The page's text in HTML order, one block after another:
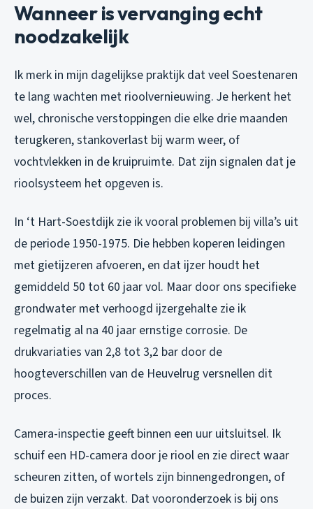
Wanneer is vervanging echt
noodzakelijk
Ik merk in mijn dagelijkse praktijk dat veel Soestenaren
te lang wachten met rioolvernieuwing. Je herkent het
wel, chronische verstoppingen die elke drie maanden
terugkeren, stankoverlast bij warm weer, of
vochtvlekken in de kruipruimte. Dat zijn signalen dat je
rioolsysteem het opgeven is.
In ‘t Hart-Soestdijk zie ik vooral problemen bij villa’s uit
de periode 1950-1975. Die hebben koperen leidingen
met gietijzeren afvoeren, en dat ijzer houdt het
gemiddeld 50 tot 60 jaar vol. Maar door ons specifieke
grondwater met verhoogd ijzergehalte zie ik
regelmatig al na 40 jaar ernstige corrosie. De
drukvariaties van 2,8 tot 3,2 bar door de
hoogteverschillen van de Heuvelrug versnellen dit
proces.
Camera-inspectie geeft binnen een uur uitsluitsel. Ik
schuif een HD-camera door je riool en zie direct waar
scheuren zitten, of wortels zijn binnengedrongen, of
de buizen zijn verzakt. Dat vooronderzoek is bij ons